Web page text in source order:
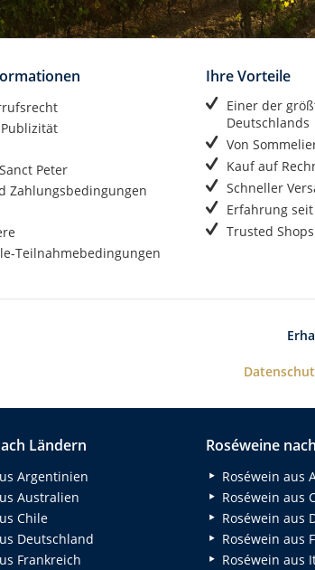
Publizität
Peter
Zahlungsbedingungen
Teilnahmebedingungen
Ihre Vorteile
Einer der
Deutschlands
Von
Kauf auf
Schneller
Erfahrung
Trusted
Ländern
Argentinien
Australien
Chile
Deutschland
Frankreich
Roséweine
Roséwein aus
Roséwein aus
Roséwein aus
Roséwein aus
Roséwein aus